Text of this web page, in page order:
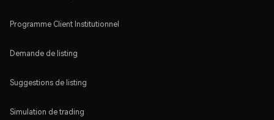
Programme Client Institutionnel
Demande de listing
Suggestions de listing
Simulation de trading